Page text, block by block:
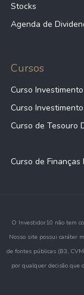
Stocks
Agenda de
Cursos
Curso
Curso
Curso de Tesouro
Curso de Finanças
O Investidor10 não tem
Nosso site possui caráter
de fontes públicas (B3,
por qualquer decisão que